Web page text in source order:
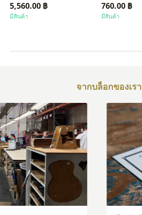
5,560.00 ฿
มีสินค้า
760.00 ฿
มีสินค้า
จากบล็อกของเรา